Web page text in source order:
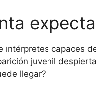
intérpretes capaces
juvenil
llegar?